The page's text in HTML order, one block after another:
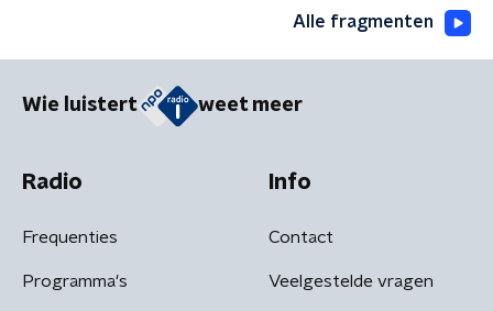
Alle fragmenten
Wie luistert weet meer
Radio
Frequenties
Programma's
Info
Contact
Veelgestelde vragen